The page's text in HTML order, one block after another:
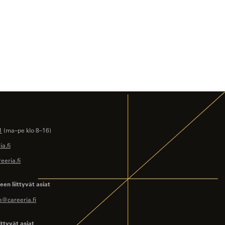
(ma–pe klo 8–16)
liittyvät asiat
asiat